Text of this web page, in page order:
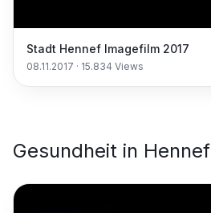
Stadt Hennef Imagefilm 2017
08.11.2017 · 15.834 Views
Gesundheit in Hennef